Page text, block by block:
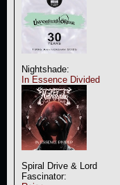
Nightshade:
In Essence Divided
Spiral Drive & Lord
Fascinator: